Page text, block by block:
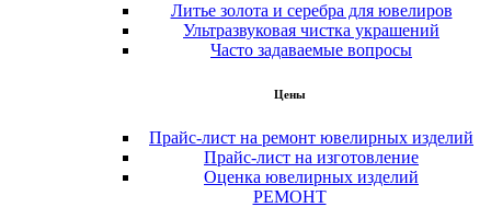
Литье золота и серебра для ювелиров
Ультразвуковая чистка украшений
Часто задаваемые вопросы
Цены
Прайс-лист на ремонт ювелирных изделий
Прайс-лист на изготовление
Оценка ювелирных изделий
РЕМОНТ